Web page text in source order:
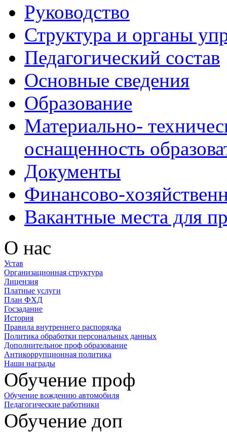
Руководство
Структура и органы
Педагогический состав
Основные сведения
Образование
Материально-
оснащенность
Документы
Финансово-
Вакантные места для
О нас
Устав
Организационная структура
Лицензия
Платные услуги
План ФХД
Госзадание
История
Правила внутреннего распорядка
Политика обработки персональных данных
Дополнительное проф образование
Антикоррупционная политика
Наши награды
Обучение проф
Обучение вождению автомобиля
Педагогические работники
Обучение доп